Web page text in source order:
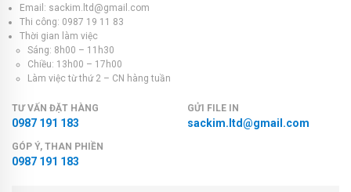
Email: sackim.ltd@gmail.com
Thi công: 0987 19 11 83
Thời gian làm việc
Sáng: 8h00 – 11h30
Chiều: 13h00 – 17h00
Làm việc từ thứ 2 – CN hàng tuần
TƯ VẤN ĐẶT HÀNG
0987 191 183
GỬI FILE IN
sackim.ltd@gmail.com
GÓP Ý, THAN PHIỀN
0987 191 183